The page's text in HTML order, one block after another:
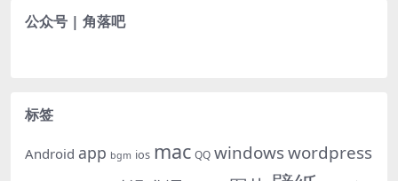
公众号 | 角落吧
标签
Android app bgm ios mac QQ windowswordpress